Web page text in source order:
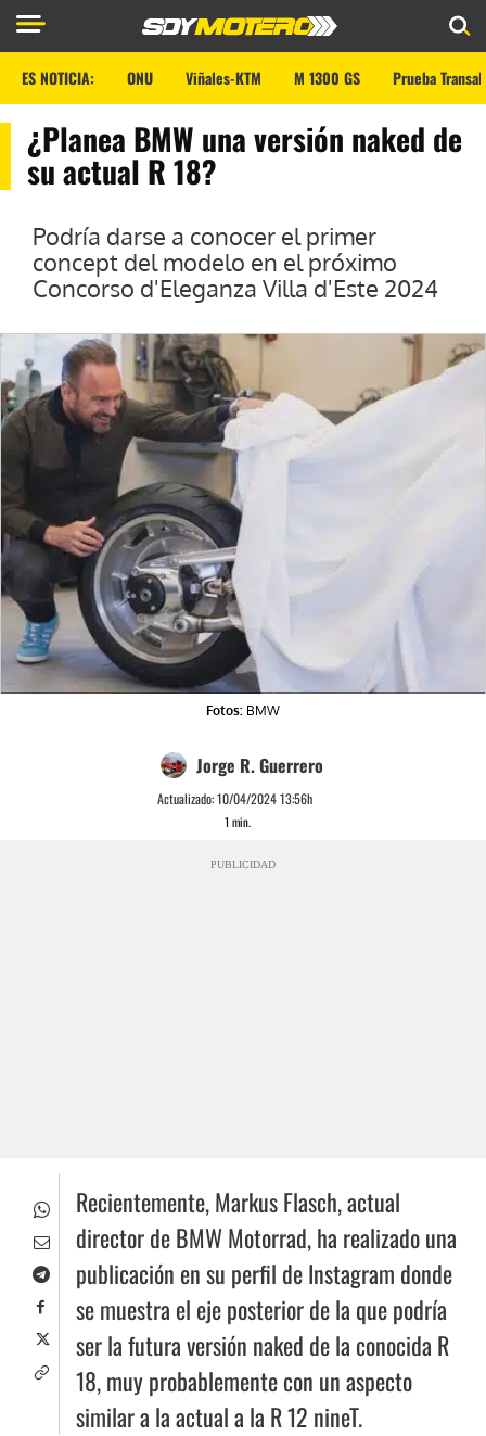
ES NOTICIA: ONU Viñales-KTM M 1300 GS Prueba
¿Planea BMW una versión naked de
su actual R 18?
Podría darse a conocer el primer
concept del modelo en el próximo
Concorso d'Eleganza Villa d'Este 2024
Fotos: BMW
Jorge R. Guerrero
Actualizado:10/04/2024 13:56h
1 min.
PUBLICIDAD
Recientemente, Markus Flasch, actual
director de BMW Motorrad, ha realizado una
publicación en su perfil de Instagram donde
se muestra el eje posterior de la que podría
ser la futura versión naked de la conocida R
18, muy probablemente con un aspecto
similar a la actual a la R 12 nineT.